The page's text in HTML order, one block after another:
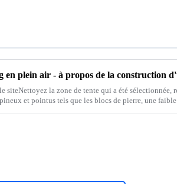
en plein air - à propos de la construction
siteNettoyez la zone de tente qui a été sélectionnée,
et pointus tels que les blocs de pierre, une